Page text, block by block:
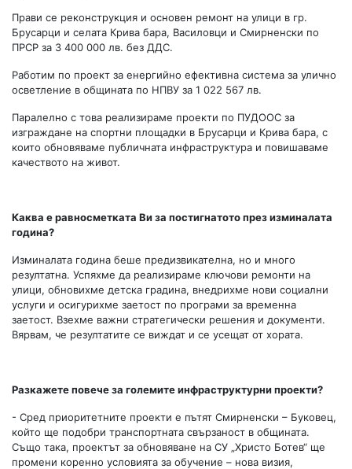
Прави се реконструкция и основен ремонт на улици в гр.
Брусарци и селата Крива бара, Василовци и Смирненски по
ПРСР за 3 400 000 лв. без ДДС.
Работим по проект за енергийно ефективна система за улично
осветление в общината по НПВУ за 1 022 567 лв.
Паралелно с това реализираме проекти по ПУДООС за
изграждане на спортни площадки в Брусарци и Крива бара, с
които обновяваме публичната инфраструктура и повишаваме
качеството на живот.
Каква е равносметката Ви за постигнатото през изминалата
година?
Изминалата година беше предизвикателна, но и много
резултатна. Успяхме да реализираме ключови ремонти на
улици, обновихме детска градина, внедрихме нови социални
услуги и осигурихме заетост по програми за временна
заетост. Взехме важни стратегически решения и документи.
Вярвам, че резултатите се виждат и се усещат от хората.
Разкажете повече за големите инфраструктурни проекти?
- Сред приоритетните проекти е пътят Смирненски – Буковец,
който ще подобри транспортната свързаност в общината.
Също така, проектът за обновяване на СУ „Христо Ботев“ ще
промени коренно условията за обучение – нова визия,